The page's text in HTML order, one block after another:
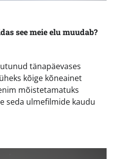
see meie elu muudab?
tänapäevases
kõige kõneainet
mõistetamatuks
seda ulmefilmide kaudu